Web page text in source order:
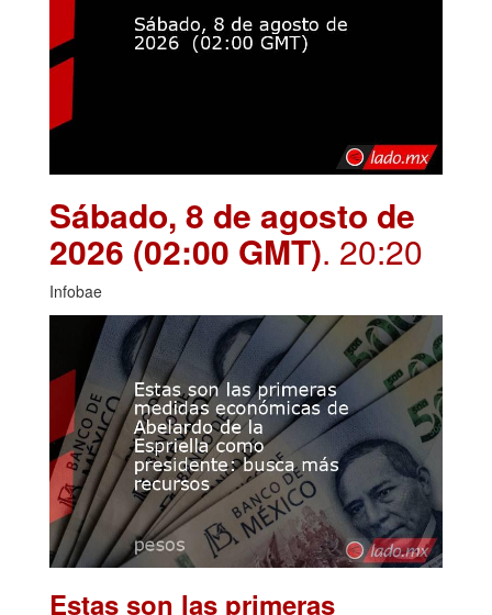
Sábado, 8 de agosto de
2026 (02:00 GMT). 20:20
Infobae
Estas son las primeras